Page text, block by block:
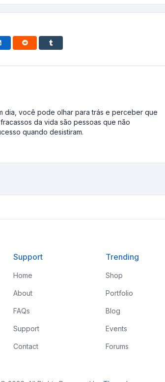
dia, você pode olhar para trás e perceber que
da vida são pessoas que não
quando desistiram.
Support
Home
About
FAQs
Support
Contact
Trending
Shop
Portfolio
Blog
Events
Forums